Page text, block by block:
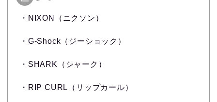
・NIXON（ニクソン）
・G-Shock（ジーショック）
・SHARK（シャーク）
・RIP CURL（リップカール）